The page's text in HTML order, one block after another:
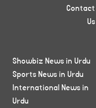
Contact
Us
Showbiz News in Urdu
Sports News in Urdu
International News in
Urdu